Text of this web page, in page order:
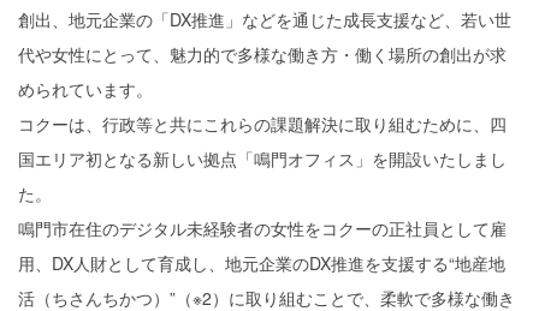
創出、地元企業の「DX推進」などを通じた成長支援など、若い世
代や女性にとって、魅力的で多様な働き方・働く場所の創出が求
められています。
コクーは、行政等と共にこれらの課題解決に取り組むために、四
国エリア初となる新しい拠点「鳴門オフィス」を開設いたしまし
た。
鳴門市在住のデジタル未経験者の女性をコクーの正社員として雇
用、DX人財として育成し、地元企業のDX推進を支援する“地産地
活（ちさんちかつ）”（※2）に取り組むことで、柔軟で多様な働き